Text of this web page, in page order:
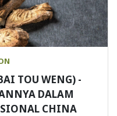
TOU WENG) -
DALAM
CHINA